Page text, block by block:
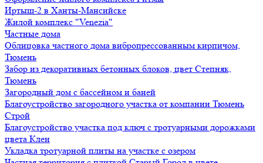
Иртыш-2 в Ханты-Мансийске
Жилой комплекс "Venezia"
Частные дома
Облицовка частного дома вибропрессованным кирпичом,
Тюмень
Забор из декоративных бетонных блоков, цвет Степняк,
Тюмень
Загородный дом с бассейном и баней
Благоустройство загородного участка от компании Тюмень
Строй
Благоустройство участка под ключ с тротуарными дорожками
цвета Клен
Укладка тротуарной плиты на участке с озером